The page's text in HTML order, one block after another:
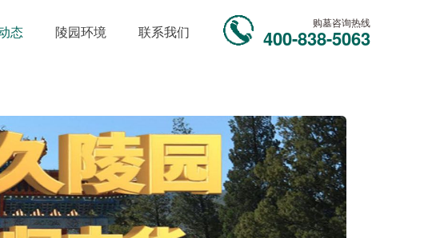
态 陵园环境 联系我们
购墓咨询热线
400-838-5063